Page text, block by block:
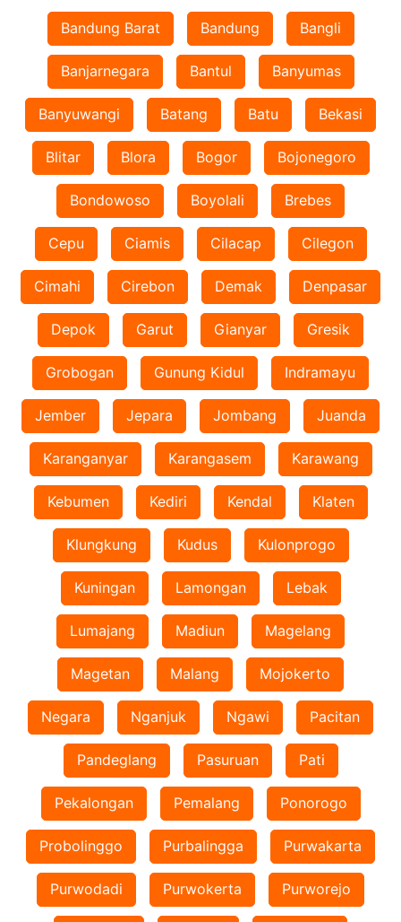
Bandung Barat Bandung Bangli
Banjarnegara Bantul Banyumas
Banyuwangi Batang Batu Bekasi
Blitar Blora Bogor Bojonegoro
Bondowoso Boyolali Brebes
Cepu Ciamis Cilacap Cilegon
Cimahi Cirebon Demak Denpasar
Depok Garut Gianyar Gresik
Grobogan Gunung Kidul Indramayu
Jember Jepara Jombang Juanda
Karanganyar Karangasem Karawang
Kebumen Kediri Kendal Klaten
Klungkung Kudus Kulonprogo
Kuningan Lamongan Lebak
Lumajang Madiun Magelang
Magetan Malang Mojokerto
Negara Nganjuk Ngawi Pacitan
Pandeglang Pasuruan Pati
Pekalongan Pemalang Ponorogo
Probolinggo Purbalingga Purwakarta
Purwodadi Purwokerta Purworejo